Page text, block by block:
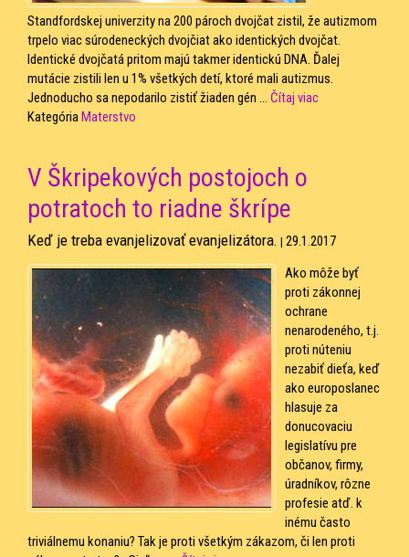
Standfordskej univerzity na 200 pároch dvojčat zistil, že autizmom
trpelo viac súrodeneckých dvojčiat ako identických dvojčat.
Identické dvojčatá pritom majú takmer identickú DNA. Ďalej
mutácie zistili len u 1% všetkých detí, ktoré mali autizmus.
Jednoducho sa nepodarilo zistiť žiaden gén ... Čítaj viac
KategóriaMaterstvo
V Škripekových postojoch o
potratoch to riadne škrípe
Keď je treba evanjelizovať evanjelizátora. | 29.1.2017
Ako môže byť
proti zákonnej
ochrane
nenarodeného, t.j.
proti núteniu
nezabiť dieťa, keď
ako europoslanec
hlasuje za
donucovaciu
legislatívu pre
občanov, firmy,
úradníkov, rôzne
profesie atď. k
inému často
triviálnemu konaniu? Tak je proti všetkým zákazom, či len proti